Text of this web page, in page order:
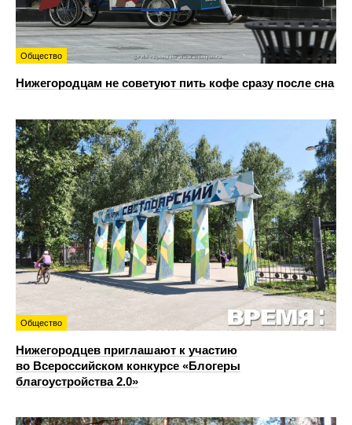
Общество
Нижегородцам не советуют пить кофе сразу после сна
Общество
Нижегородцев приглашают к участию
во Всероссийском конкурсе «Блогеры
благоустройства 2.0»